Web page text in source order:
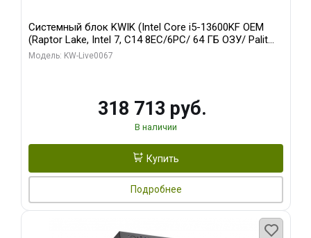
Системный блок KWIK (Intel Core i5-13600KF OEM
(Raptor Lake, Intel 7, C14 8EC/6PC/ 64 ГБ ОЗУ/ Palit
RTX5080 GAMINGPRO OC 16GB GDDR7 256bit 3xDP
Модель: KW-Live0067
318 713 руб.
В наличии
Купить
Подробнее